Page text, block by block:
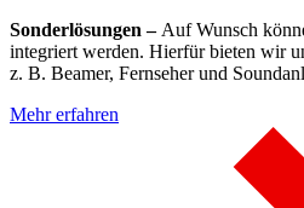
Sonderlösungen – Auf Wunsch
integriert werden. Hierfür bieten wir
z. B. Beamer, Fernseher und
Mehr erfahren